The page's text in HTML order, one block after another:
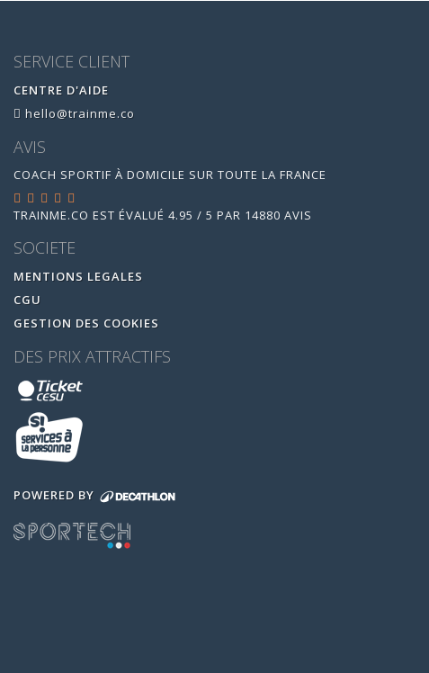
SERVICE CLIENT
CENTRE D'AIDE
hello@trainme.co
AVIS
COACH SPORTIF À DOMICILE SUR TOUTE LA FRANCE
TRAINME.CO EST ÉVALUÉ 4.95 / 5 PAR 14880 AVIS
SOCIETE
MENTIONS LEGALES
CGU
GESTION DES COOKIES
DES PRIX ATTRACTIFS
POWERED BY